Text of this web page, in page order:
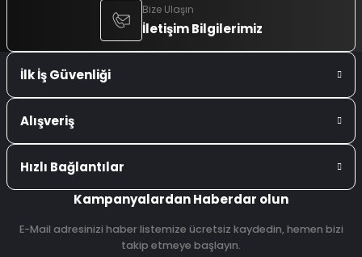
Bize Ulaşın
İletişim Bilgilerimiz
İlk İş Güvenliği
Alışveriş
Hızlı Bağlantılar
Kampanyalardan Haberdar olun
E-Mail adresinizi haber listemize ücretsiz kaydedin, hemen bizi
takip etmeye başlayın.